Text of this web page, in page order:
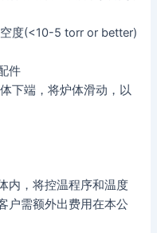
度(<10-5 torr or better)
件
下端，将炉体滑动，以
内，将控温程序和温度
户需额外出费用在本公